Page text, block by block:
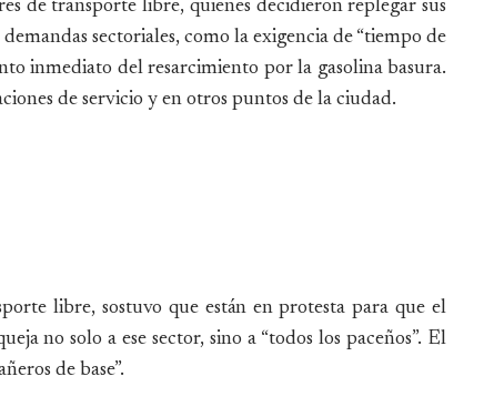
de transporte libre, quienes decidieron replegar sus
sectoriales, como la exigencia de “tiempo de
inmediato del resarcimiento por la gasolina basura.
de servicio y en otros puntos de la ciudad.
libre, sostuvo que están en protesta para que el
no solo a ese sector, sino a “todos los paceños”. El
de base”.